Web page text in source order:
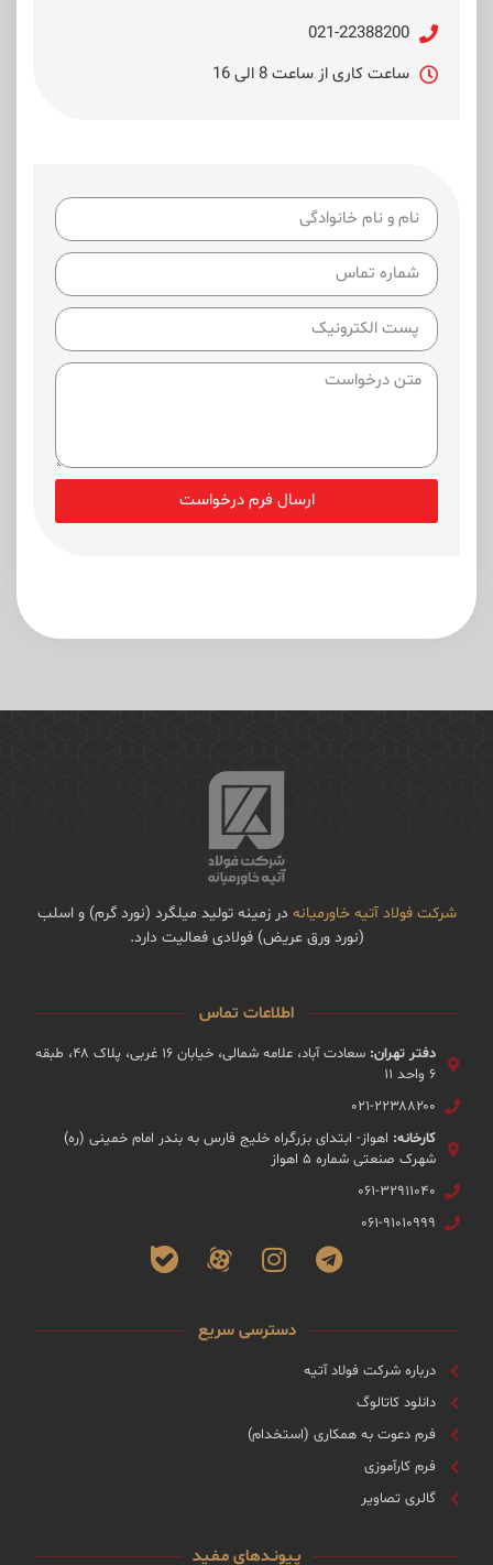
021-22388200
ساعت کاری از ساعت 8 الی 16
ارسال فرم درخواست
شرکت فولاد آتیه خاورمیانه در زمینه تولید میلگرد (نورد گرم) و اسلب
(نورد ورق عریض) فولادی فعالیت دارد.
اطلاعات تماس
دفتر تهران:
سعادت آباد، علامه شمالی، خیابان ۱۶ غربی، پلاک ۴۸، طبقه
۶ واحد ۱۱
۰۲۱-۲۲۳۸۸۲۰۰
کارخانه: اهواز- ابتدای بزرگراه خلیج فارس به بندر امام خمینی (ره)
شهرک صنعتی شماره ۵ اهواز
۰۶۱-۳۲۹۱۱۰۴۰
۰۶۱-۹۱۰۱۰۹۹۹
دسترسی سریع
درباره شرکت فولاد آتیه
دانلود کاتالوگ
فرم دعوت به همکاری (استخدام)
فرم کارآموزی
گالری تصاویر
پـیونـدهای مـفـید